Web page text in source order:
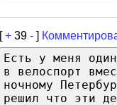
[+ 39 - ]
Есть у меня
в велоспорт
ночному
решил что эти